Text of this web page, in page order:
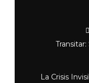
La Crisis